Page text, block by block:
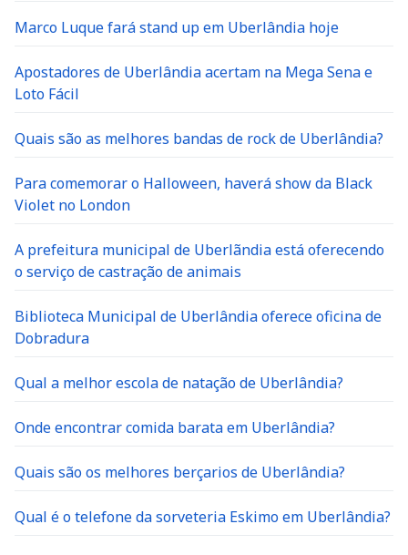
Marco Luque fará stand up em Uberlândia hoje
Apostadores de Uberlândia acertam na Mega Sena e
Loto Fácil
Quais são as melhores bandas de rock de Uberlândia?
Para comemorar o Halloween, haverá show da Black
Violet no London
A prefeitura municipal de Uberlãndia está oferecendo
o serviço de castração de animais
Biblioteca Municipal de Uberlândia oferece oficina de
Dobradura
Qual a melhor escola de natação de Uberlândia?
Onde encontrar comida barata em Uberlândia?
Quais são os melhores berçarios de Uberlândia?
Qual é o telefone da sorveteria Eskimo em Uberlândia?